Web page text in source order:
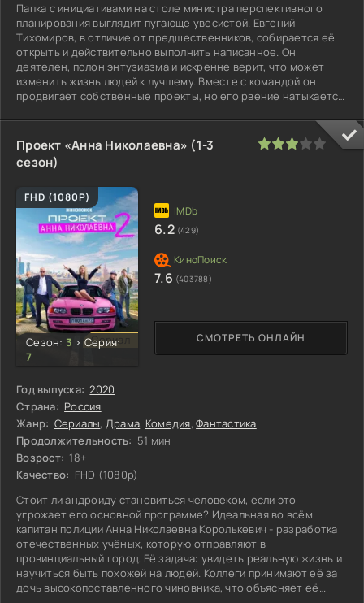
Папка с инициативами на столе министра перспективного
планирования выглядит пугающе увесистой. Евгений
Тихомиров, в отличие от предшественников, собирается её
открыть и действительно выполнить написанное. Он
деятелен, полон энтузиазма и искренне верит, что может
изменить жизнь людей к лучшему. Вместе с командой он
продвигает собственные проекты, но его рвение натыкается
Проект «Анна Николаевна» (1-3
сезон)
FHD (1080P)
Сериал
Сезон: 3 > Серия:
7
Год выпуска: 2020
Страна: Россия
Жанр: Сериалы, Драма, Комедия,Фантастика
Продолжительность: 51 мин
Возрост: 18+
Качество: FHD (1080p)
Стоит ли андроиду становиться человеком, если это
угрожает его основной программе? Идеальная во всём
капитан полиции Анна Николаевна Королькевич - разработка
отечественных учёных, которую отправляют в
провинциальный город. Её задача: увидеть реальную жизнь и
научиться быть похожей на людей. Коллеги принимают её за
дочь высокопоставленного чиновника, что объясняет её
СМОТРЕТЬ ОНЛАЙН
6.2 (429)
7.6 (403788)
60 1 2 3